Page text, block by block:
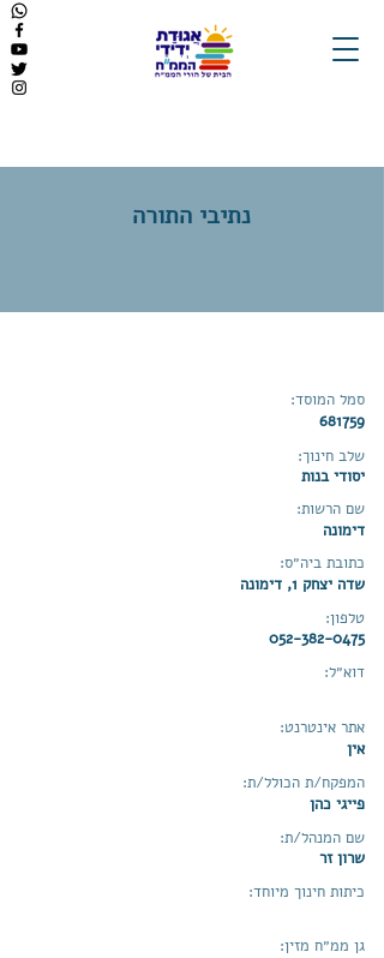
נתיבי התורה
681759
סמל המוסד:
יסודי בנות
שלב חינוך:
דימונה
שם הרשות:
שדה יצחק 1, דימונה
כתובת ביה״ס:
052-382-0475
טלפון:
דוא״ל:
אין
אתר אינטרנט:
פייגי כהן
המפקח/ת הכולל/ת:
שרון זר
שם המנהל/ת:
כיתות חינוך מיוחד:
גן ממ״ח מזין: